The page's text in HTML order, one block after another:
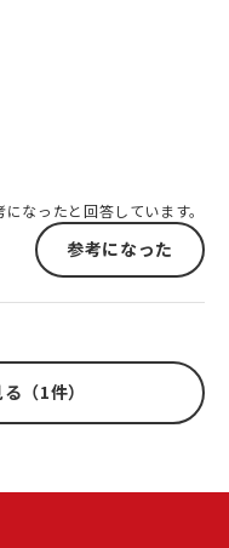
なったと回答しています。
参考になった
（1件）